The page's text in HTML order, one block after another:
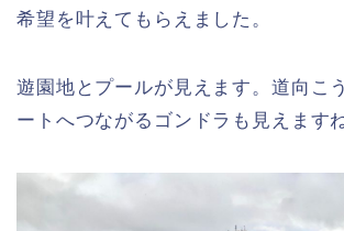
希望を叶えてもらえました。
遊園地とプールが見えます。道向こ
ートへつながるゴンドラも見えますね